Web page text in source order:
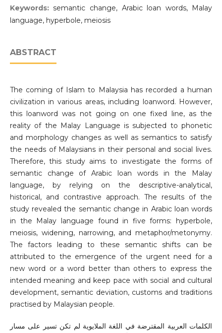
Keywords:semantic change, Arabic loan words, Malay
language, hyperbole, meiosis
ABSTRACT
The coming of Islam to Malaysia has recorded a human
civilization in various areas, including loanword. However,
this loanword was not going on one fixed line, as the
reality of the Malay Language is subjected to phonetic
and morphology changes as well as semantics to satisfy
the needs of Malaysians in their personal and social lives.
Therefore, this study aims to investigate the forms of
semantic change of Arabic loan words in the Malay
language, by relying on the descriptive-analytical,
historical, and contrastive approach. The results of the
study revealed the semantic change in Arabic loan words
in the Malay language found in five forms: hyperbole,
meiosis, widening, narrowing, and metaphor/metonymy.
The factors leading to these semantic shifts can be
attributed to the emergence of the urgent need for a
new word or a word better than others to express the
intended meaning and keep pace with social and cultural
development, semantic deviation, customs and traditions
practised by Malaysian people.
الكلمات العربية المقترضة في اللغة الملايوية لم تكن تسير على مسار